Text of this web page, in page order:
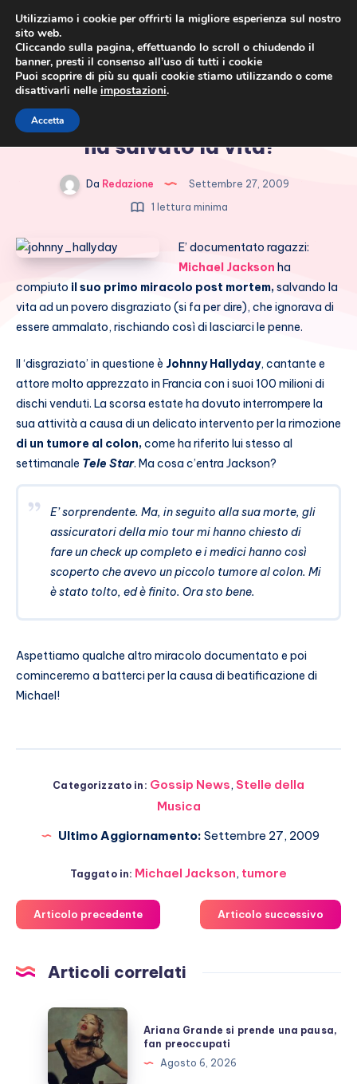
Johnny Hallyday: Jackson mi
ha salvato la vita!
Da Redazione
Settembre 27, 2009
1 lettura minima
E’ documentato ragazzi:
Michael Jackson ha
compiuto il suo primo miracolo post mortem,salvando la
vita ad un povero disgraziato (si fa per dire), che ignorava di
essere ammalato, rischiando così di lasciarci le penne.
Il ‘disgraziato’ in questione è Johnny Hallyday, cantante e
attore molto apprezzato in Francia con i suoi 100 milioni di
dischi venduti. La scorsa estate ha dovuto interrompere la
sua attività a causa di un delicato intervento per la rimozione
di un tumore al colon,come ha riferito lui stesso al
settimanale Tele Star. Ma cosa c’entra Jackson?
E’ sorprendente. Ma, in seguito alla sua morte, gli
assicuratori della mio tour mi hanno chiesto di
fare un check up completo e i medici hanno così
scoperto che avevo un piccolo tumore al colon. Mi
è stato tolto, ed è finito. Ora sto bene.
Aspettiamo qualche altro miracolo documentato e poi
cominceremo a batterci per la causa di beatificazione di
Michael!
Categorizzato in: Gossip News, Stelle della
Musica
Ultimo Aggiornamento: Settembre 27, 2009
Taggato in: Michael Jackson, tumore
Articolo precedente Articolo successivo
Articoli correlati
Ariana
Grande
si
prende
Ariana Grande si prende una pausa,
fan preoccupati
Agosto 6, 2026
Utilizziamo i cookie per offrirti la migliore esperienza sul nostro
sito web.
Cliccando sulla pagina, effettuando lo scroll o chiudendo il
banner, presti il consenso all’uso di tutti i cookie
Puoi scoprire di più su quali cookie stiamo utilizzando o come
disattivarli nelle impostazioni.
Accetta